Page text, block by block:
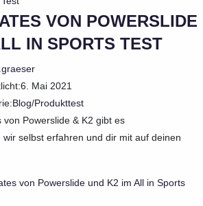
VON POWERSLIDE
IN SPORTS TEST
6. Mai 2021
Blog/Produkttest
von Powerslide & K2 gibt es
selbst erfahren und dir mit auf deinen
von Powerslide und K2 im All in Sports